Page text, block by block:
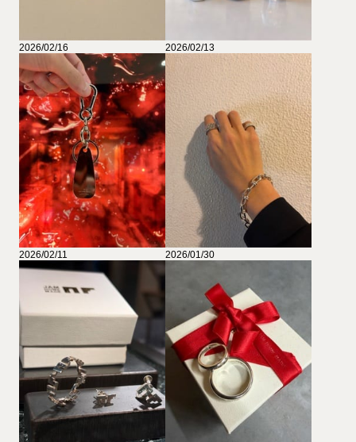
2026/02/16 2026/02/13
2026/02/11 2026/01/30